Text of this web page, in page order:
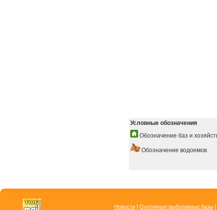
Условные обозначения
Обозначение баз и
Обозначение водоемов
Новости Охотничье-рыболовные базы